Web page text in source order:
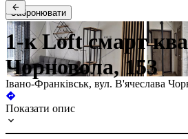
1-к Loft смарт
Чорновола, 153
Забронювати
Івано-Франківськ, вул. В'ячеслава
Показати опис